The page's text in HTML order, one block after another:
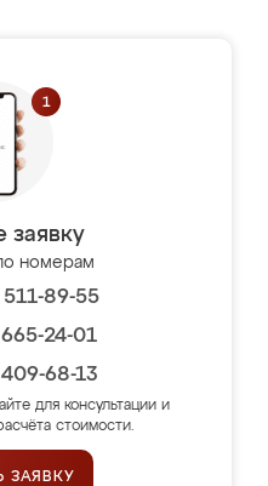
заявку
номерам
89-55
24-01
68-13
для консультации и
стоимости.
ЗАЯВКУ